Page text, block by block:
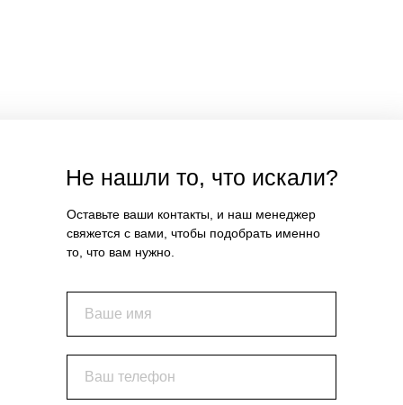
Ваше имя
Ваш телефон
Не нашли то, что искали?
Оставьте ваши контакты, и наш менеджер
свяжется с вами, чтобы подобрать именно
то, что вам нужно.